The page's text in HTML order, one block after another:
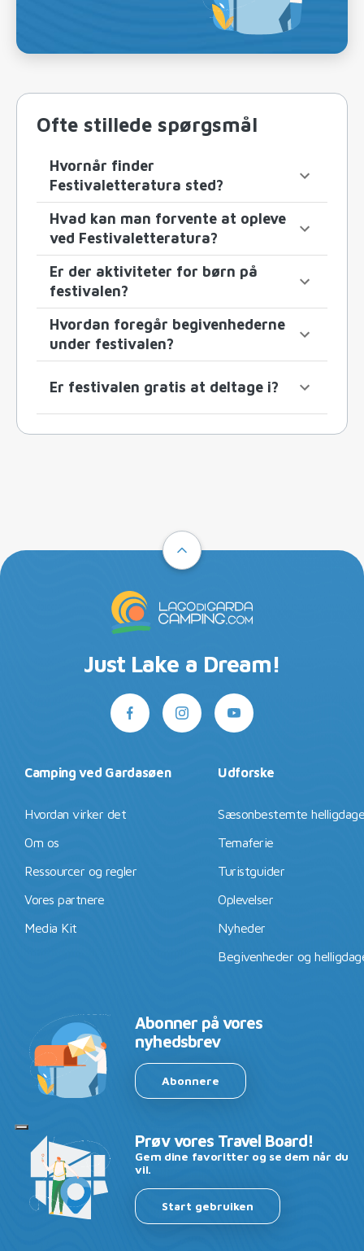
Ofte stillede spørgsmål
Hvornår finder
Festivaletteratura sted?
Hvad kan man forvente at opleve
ved Festivaletteratura?
Er der aktiviteter for børn på
festivalen?
Hvordan foregår begivenhederne
under festivalen?
Er festivalen gratis at deltage i?
Just Lake a Dream!
Camping ved Gardasøen
Hvordan virker det
Om os
Ressourcer og regler
Vores partnere
Media Kit
Udforske
Sæsonbestemte
Temaferie
Turistguider
Oplevelser
Nyheder
Begivenheder og
Abonner på vores
nyhedsbrev
Abonnere
Prøv vores Travel Board!
Gem dine favoritter og se dem når du
vil.
Start gebruiken